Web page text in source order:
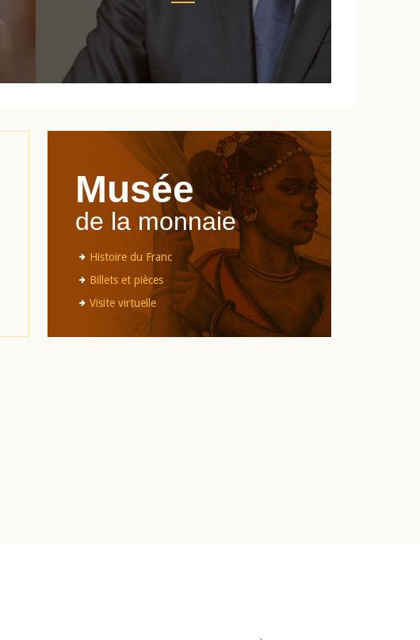
Musée
de la monnaie
Histoire du Franc
Billets et pièces
Visite virtuelle